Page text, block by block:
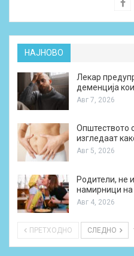
НАЈНОВО
Лекар
деменција
Авг 7, 2026
Општеството
изгледаат
Авг 5, 2026
Родители, не
намирници
Авг 4, 2026
ПРЕТХОДНО СЛЕДНО